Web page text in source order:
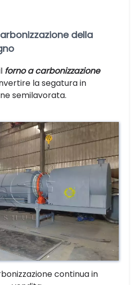
della
forno a carbonizzazione
la segatura in
semilavorata.
continua in